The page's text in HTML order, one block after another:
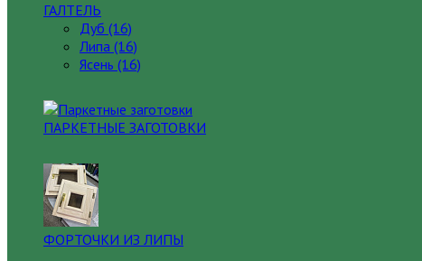
ГАЛТЕЛЬ
Дуб (16)
Липа (16)
Ясень (16)
ПАРКЕТНЫЕ ЗАГОТОВКИ
ФОРТОЧКИ ИЗ ЛИПЫ